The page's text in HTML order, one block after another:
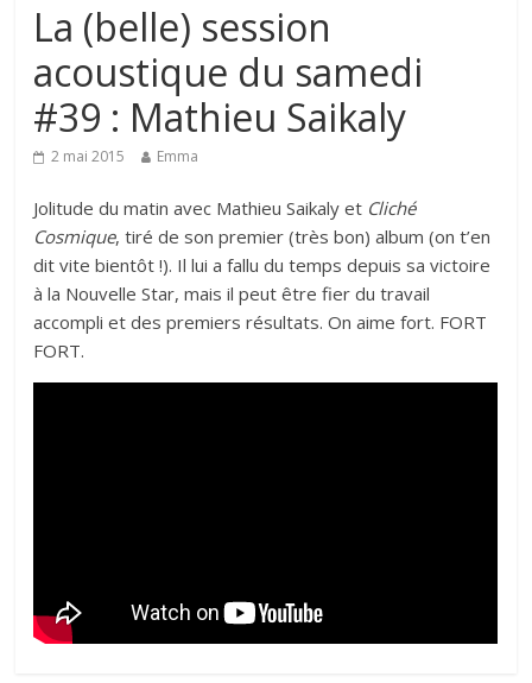
La (belle) session
acoustique du samedi
#39 : Mathieu Saikaly
2 mai 2015 Emma
Jolitude du matin avec Mathieu Saikaly et Cliché
Cosmique, tiré de son premier (très bon) album (on t’en
dit vite bientôt !). Il lui a fallu du temps depuis sa victoire
à la Nouvelle Star, mais il peut être fier du travail
accompli et des premiers résultats. On aime fort. FORT
FORT.